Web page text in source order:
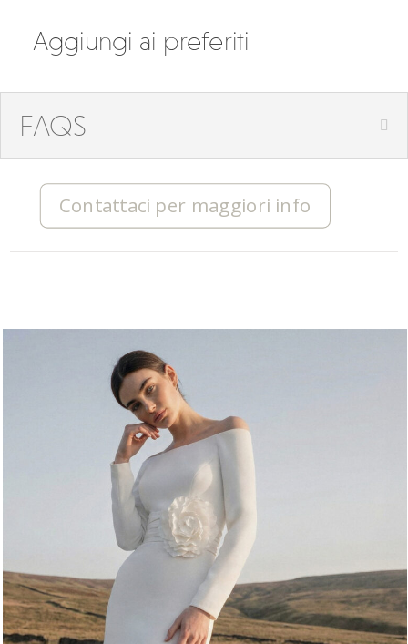
Aggiungi ai preferiti
FAQS
Contattaci per maggiori info